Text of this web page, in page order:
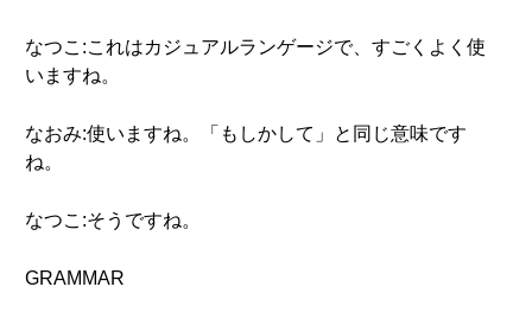
なつこ:これはカジュアルランゲージで、すごくよく使
いますね。
なおみ:使いますね。「もしかして」と同じ意味です
ね。
なつこ:そうですね。
GRAMMAR